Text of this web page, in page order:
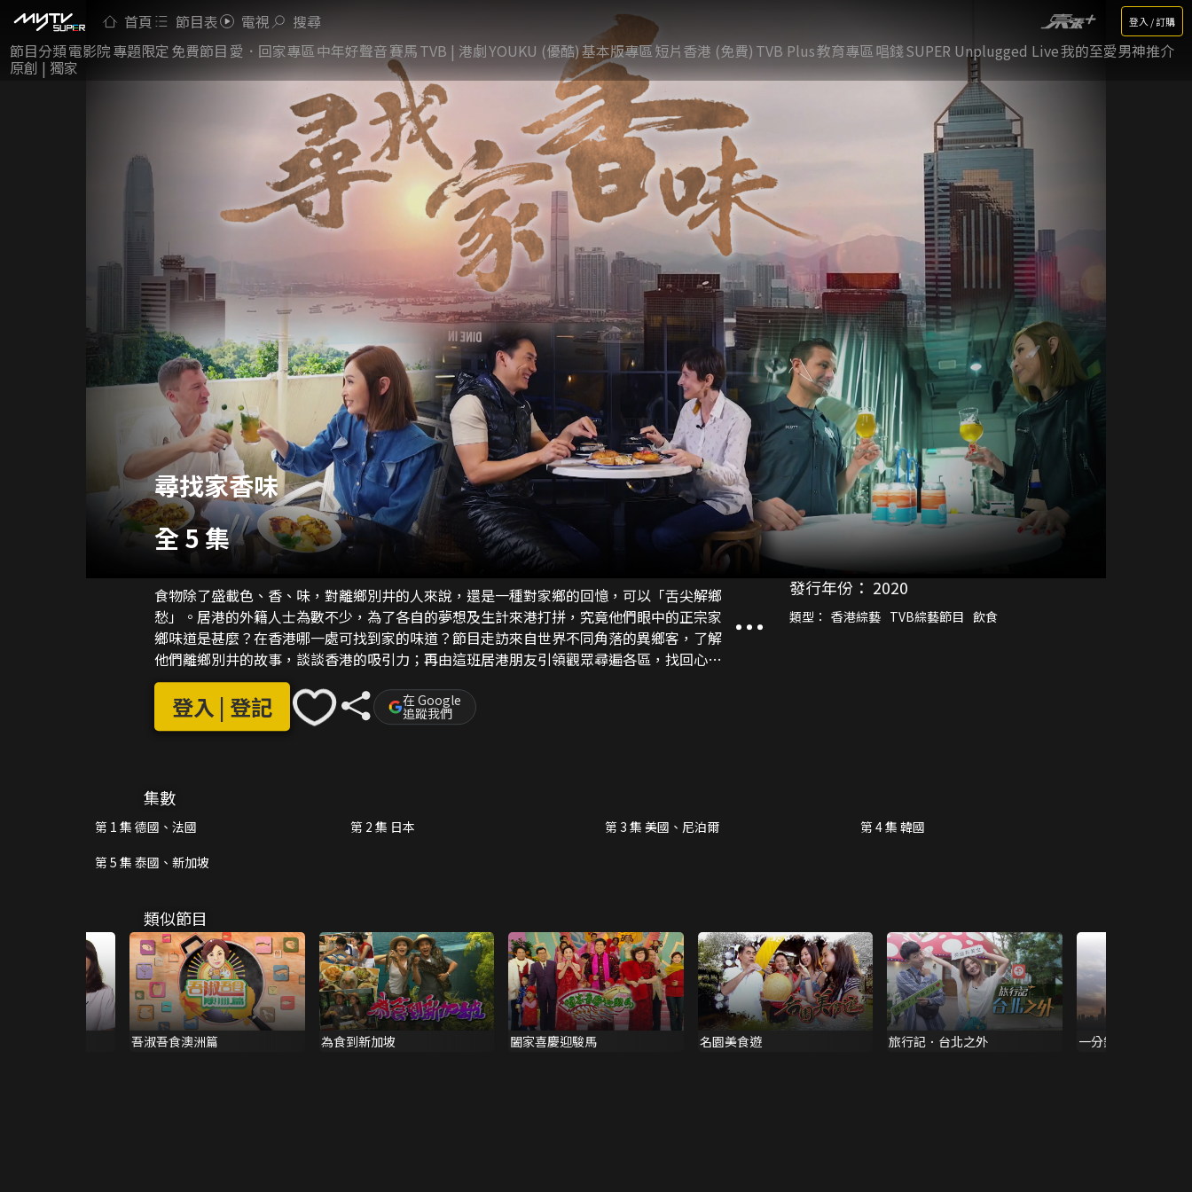
首頁 節目表 電視 搜尋 登入 / 訂購
節目分類電影院專題限定 免費節目 愛．回家專區中年好聲音賽馬TVB | 港劇YOUKU (優酷)基本版專區短片香港 (免費) TVB Plus教育專區唱錢SUPER Unplugged Live我的至愛男神推介
原創 | 獨家
尋找家香味
全 5 集
食物除了盛載色、香、味，對離鄉別井的人來說，還是一種對家鄉的回憶，可以「舌尖解鄉
愁」。居港的外籍人士為數不少，為了各自的夢想及生計來港打拼，究竟他們眼中的正宗家
鄉味道是甚麼？在香港哪一處可找到家的味道？節目走訪來自世界不同角落的異鄉客，了解
他們離鄉別井的故事，談談香港的吸引力；再由這班居港朋友引領觀眾尋遍各區，找回心目
中最具家鄉原味道的「正宗家鄉菜」，亦倒過來要他們向同鄉推介必食的「港味」菜式。
登入 | 登記 在 Google
追蹤我們
發行年份： 2020
類型： 香港綜藝 TVB綜藝節目 飲食
集數
第 1 集 德國、法國 第 2 集 日本 第 3 集 美國、尼泊爾
第 4 集 韓國
第 5 集 泰國、新加坡
類似節目
吾淑吾食澳洲篇 為食到新加坡 闔家喜慶迎駿馬 名園美食遊 旅行記．台北之外 一分鐘‧一份情